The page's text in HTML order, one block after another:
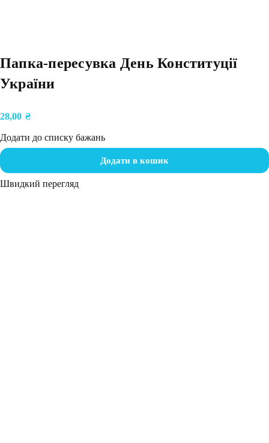
Папка-пересувка День Конституції
України
28,00 ₴
Додати до списку бажань
Додати в кошик
Швидкий перегляд